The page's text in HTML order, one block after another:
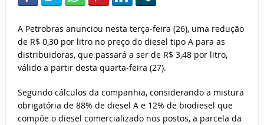
A Petrobras anunciou nesta terça-feira (26), uma redução
de R$ 0,30 por litro no preço do diesel tipo A para as
distribuidoras, que passará a ser de R$ 3,48 por litro,
válido a partir desta quarta-feira (27).
Segundo cálculos da companhia, considerando a mistura
obrigatória de 88% de diesel A e 12% de biodiesel que
compõe o diesel comercializado nos postos, a parcela da